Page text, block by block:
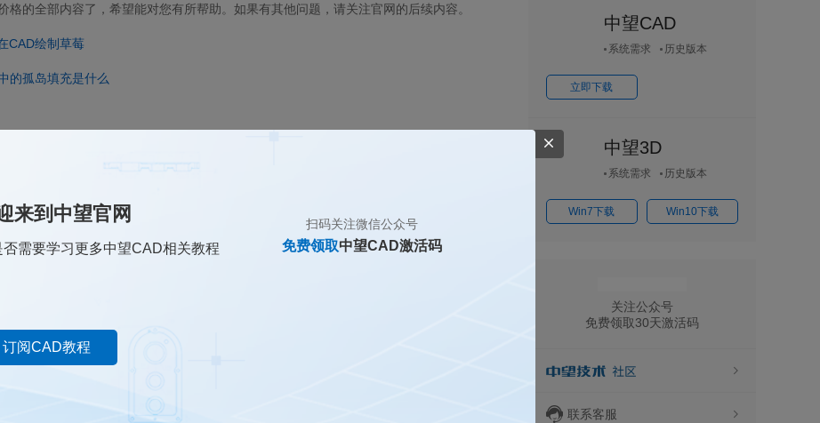
格的全部内容了，希望能对您有所帮助。如果有其他问题，请关注官网的后续内容。
CAD绘制草莓
的孤岛填充是什么
中望CAD
系统需求 历史版本
立即下载
中望3D
系统需求 历史版本
Win7下载 Win10下载
关注公众号
免费领取30天激活码
联系客服
来到中望官网
否需要学习更多中望CAD相关教程
订阅CAD教程
扫码关注微信公众号
免费领取中望CAD激活码